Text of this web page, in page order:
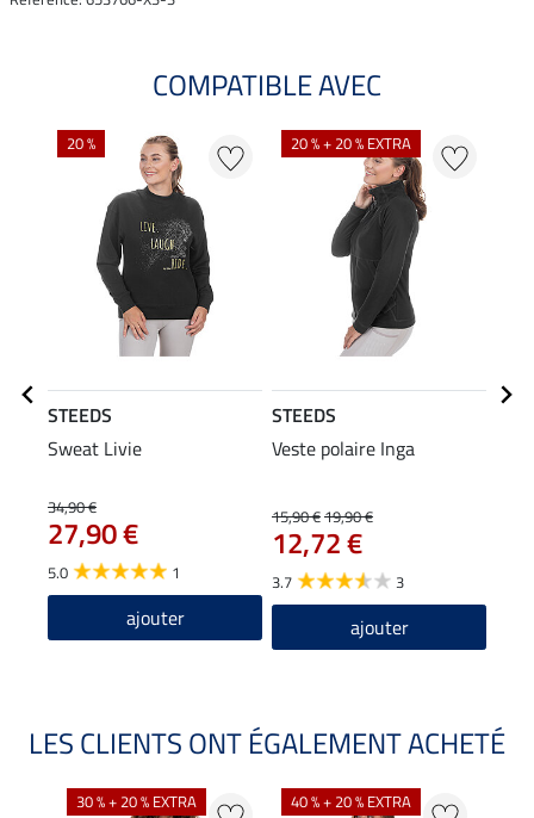
COMPATIBLE AVEC
20 %
STEEDS
Sweat Livie
34,90 €
27,90 €
5.0 1
ajouter
20 % + 20 % EXTRA
STEEDS
Veste polaire Inga
15,90 €19,90 €
12,72 €
3.7 3
ajouter
LES CLIENTS ONT ÉGALEMENT ACHETÉ
30 % + 20 % EXTRA 40 % + 20 % EXTRA